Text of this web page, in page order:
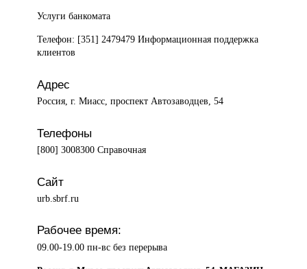
Услуги банкомата
Телефон: [351] 2479479 Информационная поддержка
клиентов
Адрес
Россия, г. Миасс, проспект Автозаводцев, 54
Телефоны
[800] 3008300 Справочная
Сайт
urb.sbrf.ru
Рабочее время:
09.00-19.00 пн-вс без перерыва